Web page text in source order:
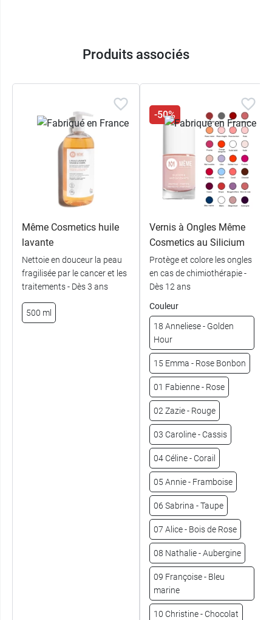
Produits associés
Même Cosmetics huile
lavante
Nettoie en douceur la peau
fragilisée par le cancer et les
traitements - Dès 3 ans
500 ml
-50%
Vernis à Ongles Même
Cosmetics au Silicium
Protège et colore les ongles
en cas de chimiothérapie -
Dès 12 ans
Couleur
18 Anneliese - Golden
Hour
15 Emma - Rose Bonbon
01 Fabienne - Rose
02 Zazie - Rouge
03 Caroline - Cassis
04 Céline - Corail
05 Annie - Framboise
06 Sabrina - Taupe
07 Alice - Bois de Rose
08 Nathalie - Aubergine
09 Françoise - Bleu
marine
10 Christine - Chocolat